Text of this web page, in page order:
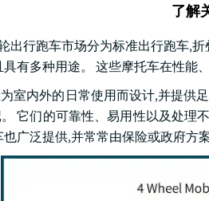
了解
出行跑车市场分为标准出行跑车,
有多种用途。 这些摩托车在性能
室内外的日常使用而设计,并提供
它们的可靠性、易用性以及处理
广泛提供,并常常由保险或政府方